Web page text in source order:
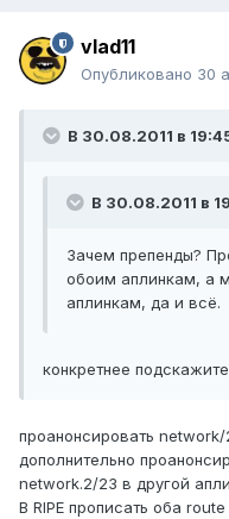
vlad11
Опубликовано 30
В 30.08.2011 в
В 30.08.2011 в
Зачем препенды?
обоим аплинкам, а
аплинкам, да и всё.
конкретнее
проанонсировать
дополнительно
network.2/23 в другой
В RIPE прописать оба